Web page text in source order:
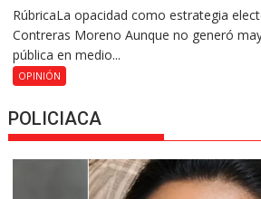
RúbricaLa opacidad como estrategia
Contreras Moreno Aunque no generó
pública en medio...
OPINIÓN
POLICIACA